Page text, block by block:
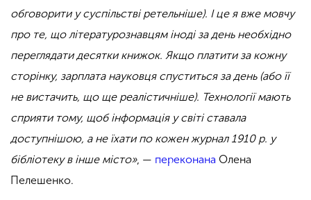
обговорити у суспільстві ретельніше). І це я вже мовчу
про те, що літературознавцям іноді за день необхідно
переглядати десятки книжок. Якщо платити за кожну
сторінку, зарплата науковця спуститься за день (або її
не вистачить, що ще реалістичніше). Технології мають
сприяти тому, щоб інформація у світі ставала
доступнішою, а не їхати по кожен журнал 1910 р. у
бібліотеку в інше місто», — переконана Олена
Пелешенко.